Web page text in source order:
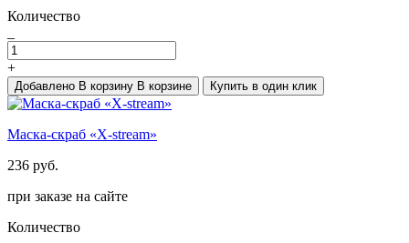
Количество
+
Добавлено В корзину В корзине Купить в один клик
Маска-скраб «X-stream»
236 руб.
при заказе на сайте
Количество